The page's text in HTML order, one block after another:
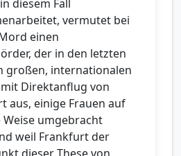
diesem Fall
vermutet bei
einen
der in den letzten
großen, internationalen
Direktanflug von
aus, einige Frauen auf
Weise umgebracht
weil Frankfurt der